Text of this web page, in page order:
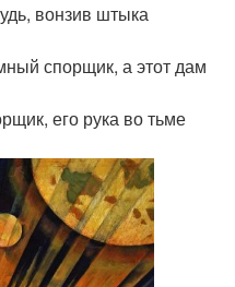
вонзив штыка
спорщик, а этот дам
его рука во тьме